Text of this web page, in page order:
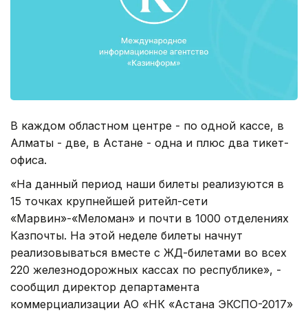
В каждом областном центре - по одной кассе, в
Алматы - две, в Астане - одна и плюс два тикет-
офиса.
«На данный период наши билеты реализуются в
15 точках крупнейшей ритейл-сети
«Марвин»-«Меломан» и почти в 1000 отделениях
Казпочты. На этой неделе билеты начнут
реализовываться вместе с ЖД-билетами во всех
220 железнодорожных кассах по республике», -
сообщил директор департамента
коммерциализации АО «НК «Астана ЭКСПО-2017»